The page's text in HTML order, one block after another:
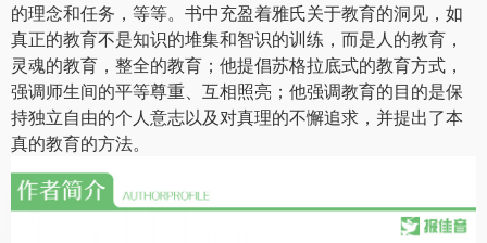
的理念和任务，等等。书中充盈着雅氏关于教育的洞见，如
真正的教育不是知识的堆集和智识的训练，而是人的教育，
灵魂的教育，整全的教育；他提倡苏格拉底式的教育方式，
强调师生间的平等尊重、互相照亮；他强调教育的目的是保
持独立自由的个人意志以及对真理的不懈追求，并提出了本
真的教育的方法。